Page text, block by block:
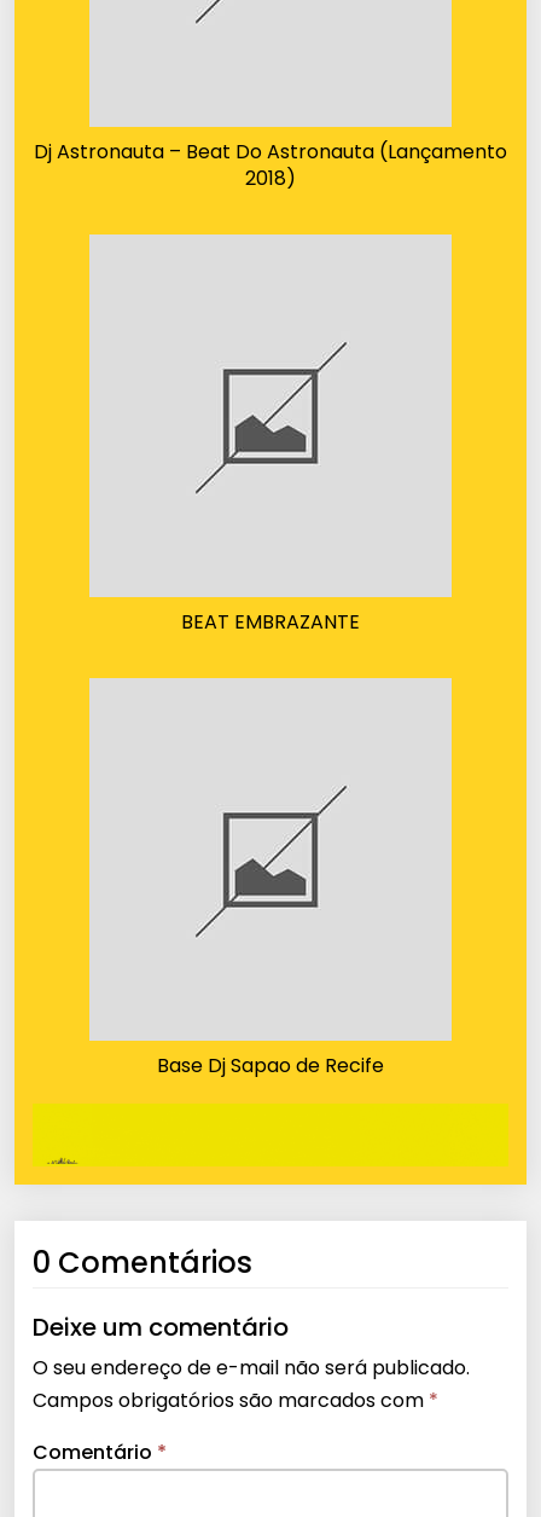
Dj Astronauta – Beat Do Astronauta (Lançamento
2018)
BEAT EMBRAZANTE
Base Dj Sapao de Recife
0 Comentários
Deixe um comentário
O seu endereço de e-mail não será publicado.
Campos obrigatórios são marcados com *
Comentário *